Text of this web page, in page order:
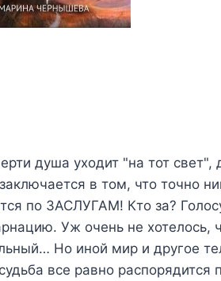
душа уходит "на тот свет",
в том, что точно
по ЗАСЛУГАМ! Кто за?
Уж очень не хотелось,
Но иной мир и другое
все равно распорядится